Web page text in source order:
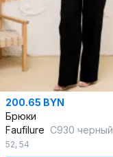
200.65 BYN
Брюки
Faufilure C930 черный
52, 54